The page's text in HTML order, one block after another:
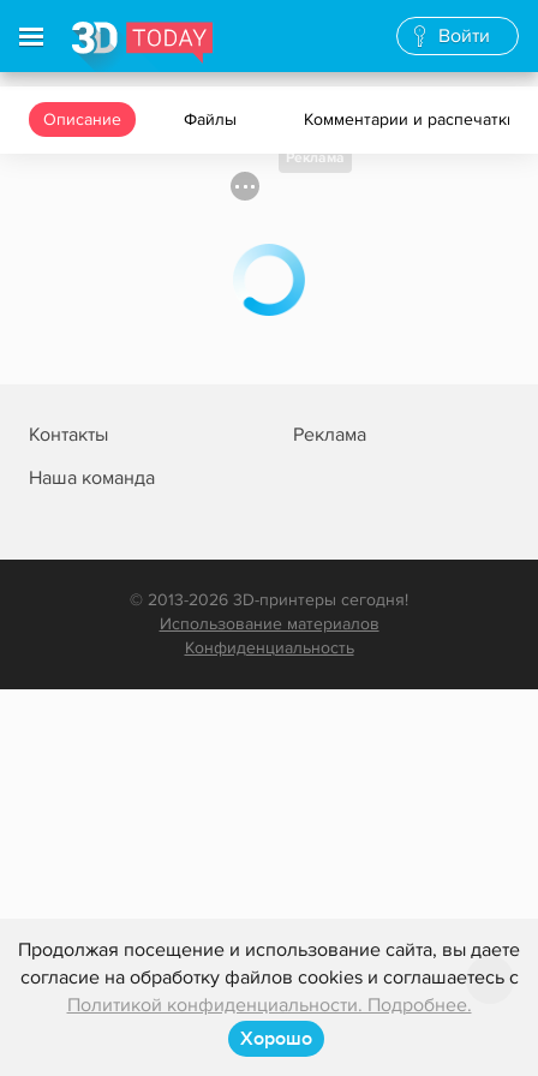
Продолжая посещение и использование сайта, вы даете
согласие на обработку файлов cookies и соглашаетесь с
Политикой конфиденциальности. Подробнее.
Хорошо
Войти
Описание Файлы Комментарии и распечатки
Реклама
Контакты
Реклама
Наша команда
© 2013-2026 3D-принтеры сегодня!
Использование материалов
Конфиденциальность